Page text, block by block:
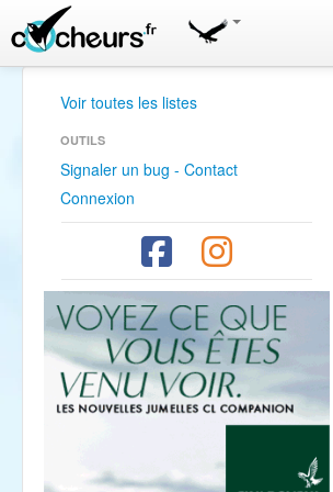
Voir toutes les listes
OUTILS
Signaler un bug - Contact
Connexion